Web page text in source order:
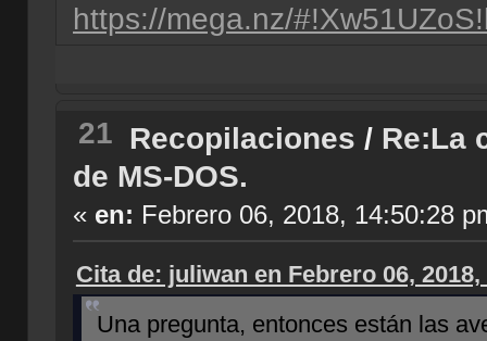
https://mega.nz/
21 Recopilaciones / Re:La
de MS-DOS.
« en: Febrero 06, 2018, 14:50:28
Cita de: juliwan en Febrero 06, 2018,
Una pregunta, entonces están las